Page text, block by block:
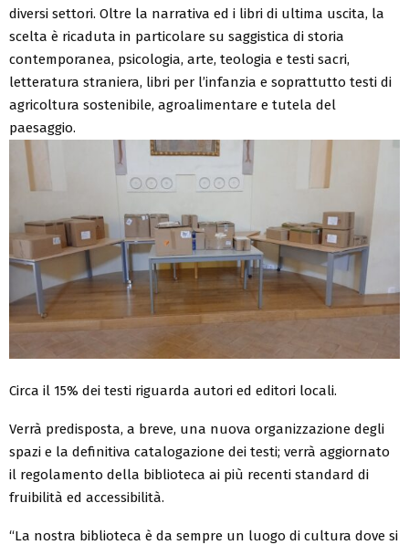
diversi settori. Oltre la narrativa ed i libri di ultima uscita, la
scelta è ricaduta in particolare su saggistica di storia
contemporanea, psicologia, arte, teologia e testi sacri,
letteratura straniera, libri per l’infanzia e soprattutto testi di
agricoltura sostenibile, agroalimentare e tutela del
paesaggio.
Circa il 15% dei testi riguarda autori ed editori locali.
Verrà predisposta, a breve, una nuova organizzazione degli
spazi e la definitiva catalogazione dei testi; verrà aggiornato
il regolamento della biblioteca ai più recenti standard di
fruibilità ed accessibilità.
“La nostra biblioteca è da sempre un luogo di cultura dove si